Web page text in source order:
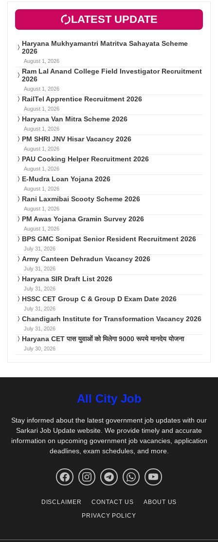
LATEST UPDATE
Haryana Mukhyamantri Matritva Sahayata Scheme
2026
August 1, 2026
Ram Lal Anand College Field Investigator Recruitment
2026
August 1, 2026
RailTel Apprentice Recruitment 2026
August 1, 2026
Haryana Van Mitra Scheme 2026
August 1, 2026
PM SHRI JNV Hisar Vacancy 2026
August 1, 2026
PAU Cooking Helper Recruitment 2026
August 1, 2026
E-Mudra Loan Yojana 2026
August 1, 2026
Rani Laxmibai Scooty Scheme 2026
August 1, 2026
PM Awas Yojana Gramin Survey 2026
August 1, 2026
BPS GMC Sonipat Senior Resident Recruitment 2026
July 31, 2026
Army Canteen Dehradun Vacancy 2026
July 31, 2026
Haryana SIR Draft List 2026
July 31, 2026
HSSC CET Group C & Group D Exam Date 2026
July 31, 2026
Chandigarh Institute for Transformation Vacancy 2026
July 31, 2026
Haryana CET पास युवाओं को मिलेगा 9000 रूपये मानदेय योजना
July 30, 2026
All City Job
Stay informed about the latest government job updates with our
Sarkari Job Update website. We provide timely and accurate
information on upcoming government job vacancies, application
deadlines, exam schedules, and more.
DISCLAIMER CONTACT US
ABOUT US
PRIVACY POLICY